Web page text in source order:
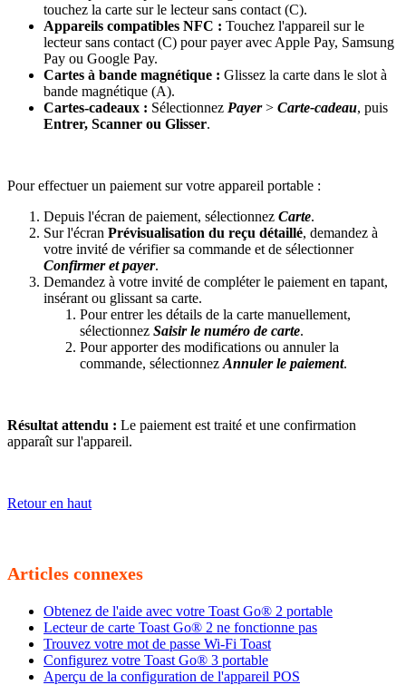
touchez la carte sur le lecteur sans contact (C).
Appareils compatibles NFC : Touchez l'appareil sur le
lecteur sans contact (C) pour payer avec Apple Pay, Samsung
Pay ou Google Pay.
Cartes à bande magnétique : Glissez la carte dans le slot à
bande magnétique (A).
Cartes-cadeaux : Sélectionnez Payer> Carte-cadeau, puis
Entrer, Scanner ou Glisser.
Pour effectuer un paiement sur votre appareil portable :
Depuis l'écran de paiement, sélectionnez Carte.
Sur l'écran Prévisualisation du reçu détaillé, demandez à
votre invité de vérifier sa commande et de sélectionner
Confirmer et payer.
Demandez à votre invité de compléter le paiement en tapant,
insérant ou glissant sa carte.
Pour entrer les détails de la carte manuellement,
sélectionnez Saisir le numéro de carte.
Pour apporter des modifications ou annuler la
commande, sélectionnez Annuler le paiement.
Résultat attendu : Le paiement est traité et une confirmation
apparaît sur l'appareil.
Retour en haut
Articles connexes
Obtenez de l'aide avec votre Toast Go® 2 portable
Lecteur de carte Toast Go® 2 ne fonctionne pas
Trouvez votre mot de passe Wi-Fi Toast
Configurez votre Toast Go® 3 portable
Aperçu de la configuration de l'appareil POS